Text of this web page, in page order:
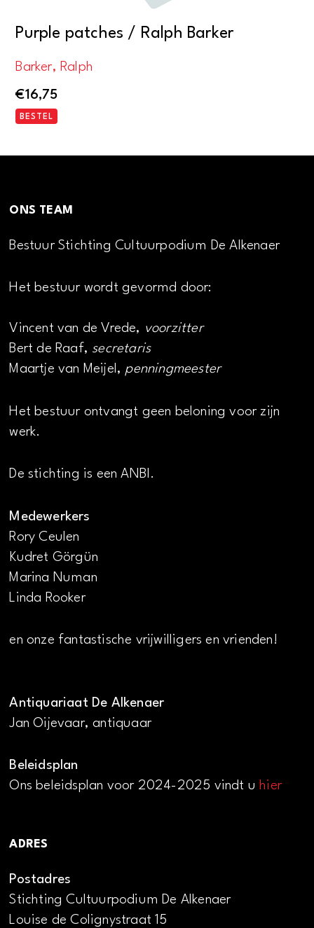
Purple patches / Ralph Barker
Barker, Ralph
€16,75
BESTEL
ONS TEAM
Bestuur Stichting Cultuurpodium De Alkenaer
Het bestuur wordt gevormd door:
Vincent van de Vrede, voorzitter
Bert de Raaf, secretaris
Maartje van Meijel, penningmeester
Het bestuur ontvangt geen beloning voor zijn
werk.
De stichting is een ANBI.
Medewerkers
Rory Ceulen
Kudret Görgün
Marina Numan
Linda Rooker
en onze fantastische vrijwilligers en vrienden!
Antiquariaat De Alkenaer
Jan Oijevaar, antiquaar
Beleidsplan
Ons beleidsplan voor 2024-2025 vindt uhier
ADRES
Postadres
Stichting Cultuurpodium De Alkenaer
Louise de Colignystraat 15